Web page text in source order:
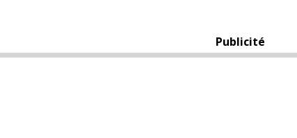
Publicité